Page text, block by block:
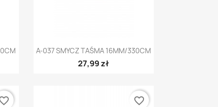
Szybki podgląd
A-037 SMYCZ TAŚMA 16MM/330CM
27,99 zł
favorite_border